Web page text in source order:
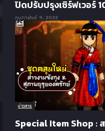
ปิดปรับปรุงเซิร์ฟเวอร์
กุมภาพันธ์ 9, 2022
ข่าวสาร
Special Item Shop :